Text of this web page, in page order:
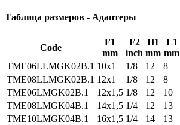
Таблица размеров - Адаптеры
Code
F1
mm
F2
inch
H1
mm
L1
mm
TME06LLMGK02B.1 10x1 1/8 12 8
TME08LLMGK02B.1 12x1 1/8 12 8
TME06LMGK02B.1
12x1,5 1/8 12 10
TME08LMGK04B.1
14x1,5 1/4 12 13
TME10LMGK04B.1
16x1,5 1/4 14 13